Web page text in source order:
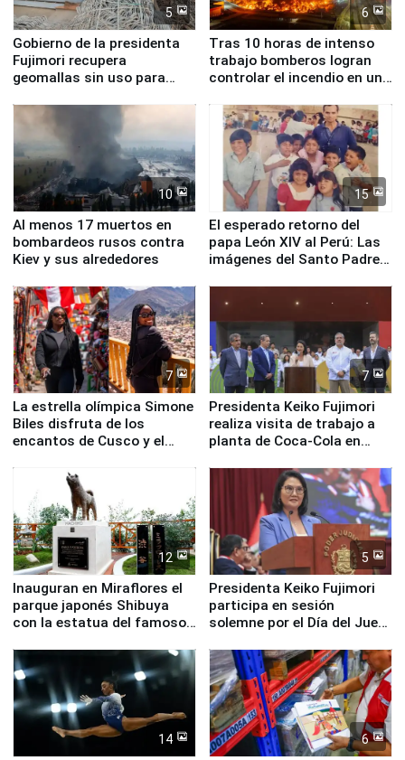
5
Gobierno de la presidenta
Fujimori recupera
geomallas sin uso para
Fenómeno El Niño
6
Tras 10 horas de intenso
trabajo bomberos logran
controlar el incendio en una
de Chile
10
Al menos 17 muertos en
bombardeos rusos contra
Kiev y sus alrededores
15
El esperado retorno del
papa León XIV al Perú: Las
imágenes del Santo Padre
7
La estrella olímpica Simone
Biles disfruta de los
encantos de Cusco y el
7
Presidenta Keiko Fujimori
realiza visita de trabajo a
planta de Coca-Cola en
12
Inauguran en Miraflores el
parque japonés Shibuya
con la estatua del famoso
5
Presidenta Keiko Fujimori
participa en sesión
solemne por el Día del Juez
14 6